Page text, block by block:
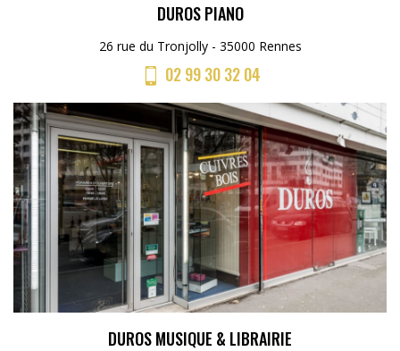
DUROS PIANO
26 rue du Tronjolly - 35000 Rennes
02 99 30 32 04
DUROS MUSIQUE & LIBRAIRIE